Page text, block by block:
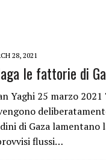
28, 2021
le fattorie di
Yaghi 25 marzo
di Gaza
flussi…